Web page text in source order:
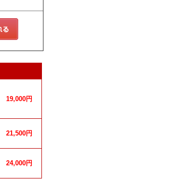
19,000円
21,500円
24,000円